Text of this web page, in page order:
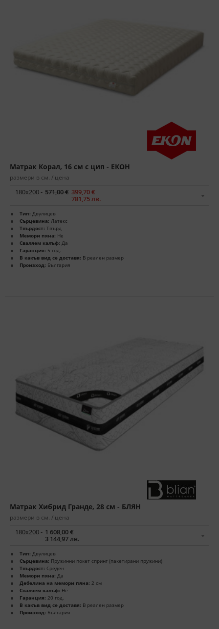
Матрак Корал, 16 см с цип - ЕКОН
размери в см. / цена
180x200 - 571,00 € 399,70 €
781,75 лв.
Тип: Двулицев
Сърцевина: Латекс
Твърдост: Твърд
Мемори пяна: Не
Сваляем калъф: Да
Гаранция: 5 год.
В какъв вид се доставя: В реален размер
Произход: България
Матрак Хибрид Гранде, 28 см - БЛЯН
размери в см. / цена
180x200 - 1 608,00 €
3 144,97 лв.
Тип: Двулицев
Сърцевина: Пружинни покет спринг (пакетирани пружини)
Твърдост: Среден
Мемори пяна: Да
Дебелина на мемори пяна: 2 см
Сваляем калъф: Не
Гаранция: 20 год.
В какъв вид се доставя: В реален размер
Произход: България